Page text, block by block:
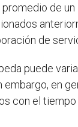
de
de
puede
en
con el